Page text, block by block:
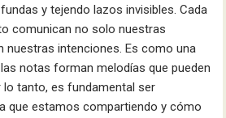
y tejendo lazos invisibles. Cada
comunican no solo nuestras
nuestras intenciones. Es como una
notas forman melodías que pueden
lo tanto, es fundamental ser
que estamos compartiendo y cómo